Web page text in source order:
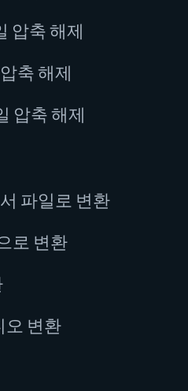
압축 해제
축 해제
압축 해제
파일로 변환
로 변환
오 변환